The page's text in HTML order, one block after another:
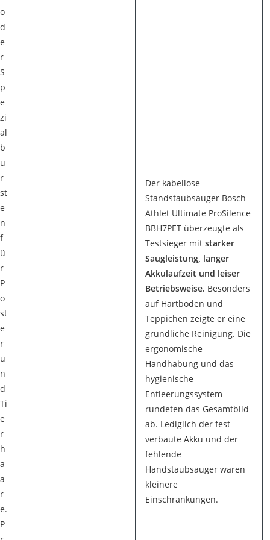
o
d
e
r
S
p
e
zi
al
b
ü
r
st
e
n
f
ü
r
P
o
st
e
r
u
n
d
Ti
e
r
h
a
a
r
e.
P
Der kabellose
Standstaubsauger Bosch
Athlet Ultimate ProSilence
BBH7PET überzeugte als
Testsieger mit starker
Saugleistung, langer
Akkulaufzeit und leiser
Betriebsweise. Besonders
auf Hartböden und
Teppichen zeigte er eine
gründliche Reinigung. Die
ergonomische
Handhabung und das
hygienische
Entleerungssystem
rundeten das Gesamtbild
ab. Lediglich der fest
verbaute Akku und der
fehlende
Handstaubsauger waren
kleinere
Einschränkungen.